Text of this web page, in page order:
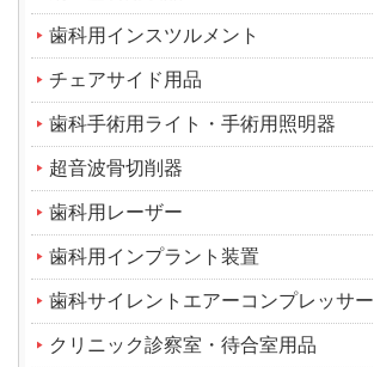
歯科用インスツルメント
チェアサイド用品
歯科手術用ライト・手術用照明器
超音波骨切削器
歯科用レーザー
歯科用インプラント装置
歯科サイレントエアーコンプレッサー
クリニック診察室・待合室用品